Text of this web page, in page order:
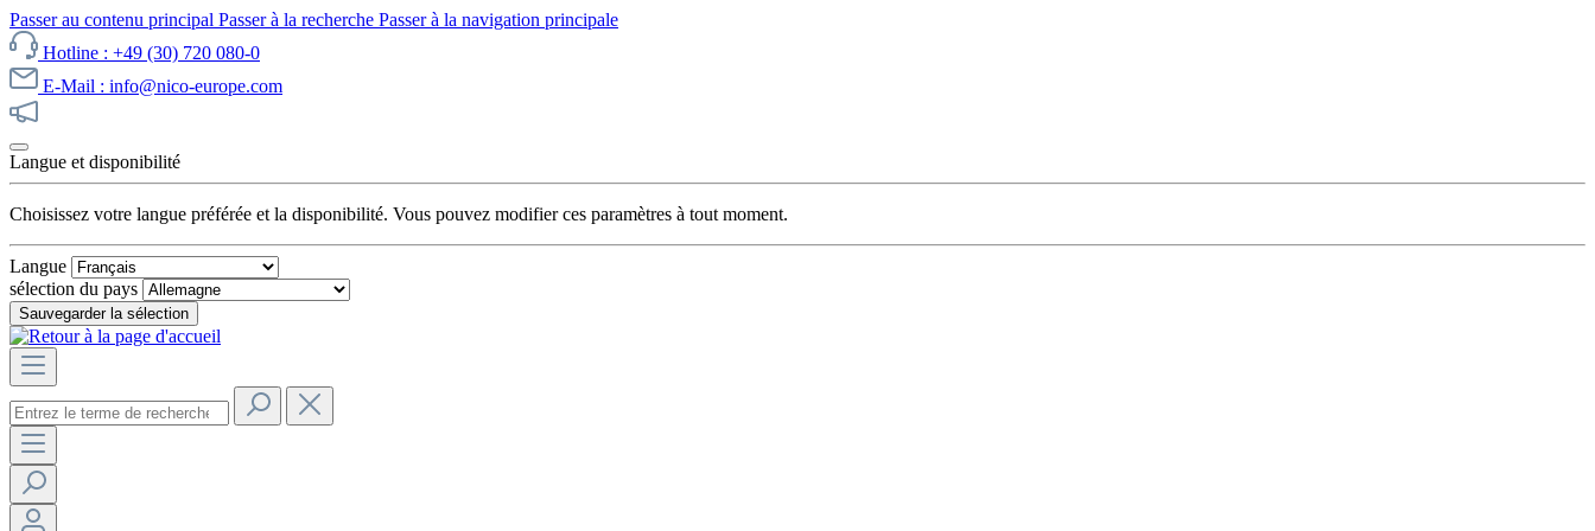
Passer au contenu principal Passer à la recherche Passer à la navigation principale
Hotline : +49 (30) 720 080-0
E-Mail : info@nico-europe.com
Langue et disponibilité
Choisissez votre langue préférée et la disponibilité. Vous pouvez modifier ces paramètres à tout moment.
Langue
sélection du pays
Sauvegarder la sélection